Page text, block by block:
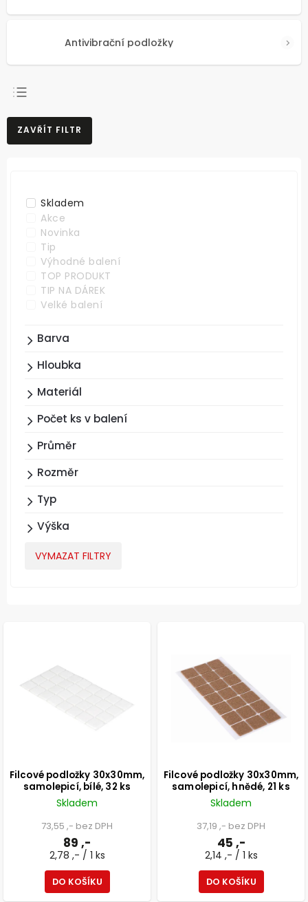
Antivibrační podložky
NEJPRODÁVANĚJŠÍ
NEJLEVNĚJŠÍ
ZAVŘÍT FILTR
Skladem
Akce
Novinka
Tip
Výhodné balení
TOP PRODUKT
TIP NA DÁREK
Velké balení
Barva
Hloubka
Materiál
Počet ks v balení
Průměr
Rozměr
Typ
Výška
VYMAZAT FILTRY
Filcové podložky 30x30mm,
samolepicí, bílé, 32 ks
Skladem
73,55 ,- bez DPH
89 ,-
2,78 ,- / 1 ks
DO KOŠÍKU
Filcové podložky 30x30mm,
samolepicí, hnědé, 21 ks
Skladem
37,19 ,- bez DPH
45 ,-
2,14 ,- / 1 ks
DO KOŠÍKU